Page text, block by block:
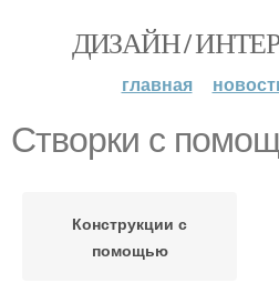
ДИЗАЙН /
главная
Створки с
Конструкции с
помощью